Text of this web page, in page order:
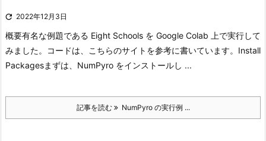
 2022年12月3日
概要有名な例題である Eight Schools を Google Colab 上で実行して
みました。コードは、こちらのサイトを参考に書いています。 Install
Packagesまずは、NumPyro をインストールし ...
記事を読む NumPyro の実行例 ...